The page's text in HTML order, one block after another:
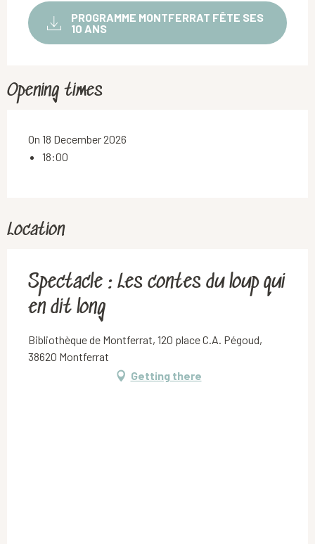
PROGRAMME MONTFERRAT FÊTE SES
10 ANS
Opening times
On 18 December 2026
18:00
Location
Spectacle : Les contes du loup qui
en dit long
Bibliothèque de Montferrat, 120 place C.A. Pégoud,
38620 Montferrat
Getting there